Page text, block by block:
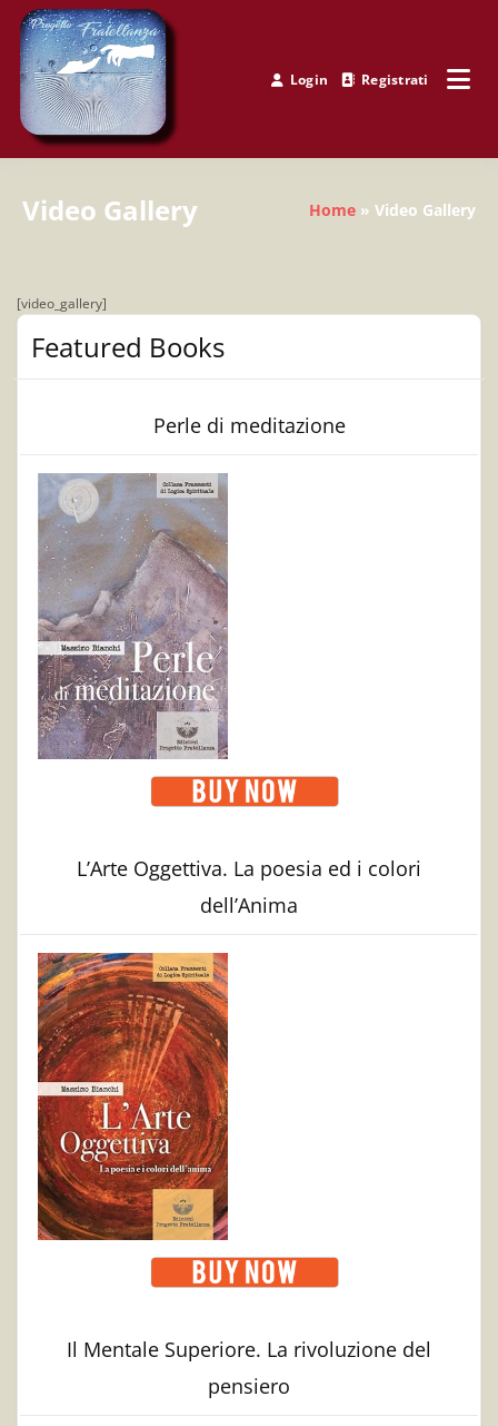
content
Login Registrati
Video Gallery Home Video Gallery
Featured Books
Perle di meditazione
L’Arte Oggettiva. La poesia ed i colori
dell’Anima
Il Mentale Superiore. La rivoluzione del
pensiero
[video_gallery]